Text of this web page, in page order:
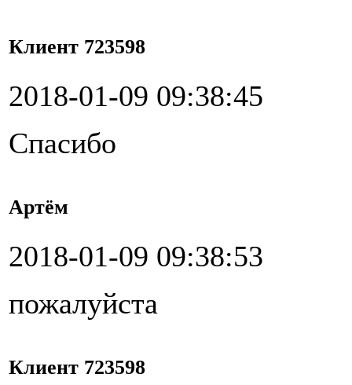
Клиент 723598
2018-01-09 09:38:45
Спасибо
Артём
2018-01-09 09:38:53
пожалуйста
Клиент 723598